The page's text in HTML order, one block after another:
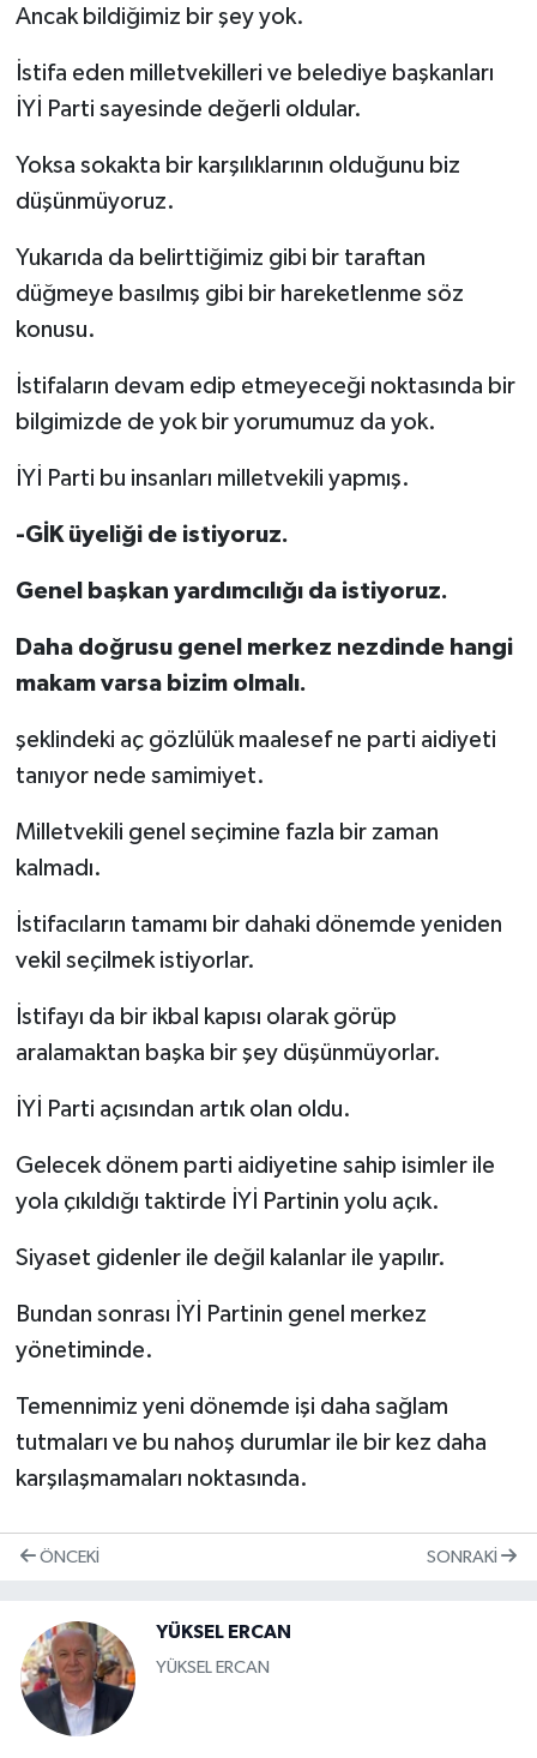
Ancak bildiğimiz bir şey yok.
İstifa eden milletvekilleri ve belediye başkanları
İYİ Parti sayesinde değerli oldular.
Yoksa sokakta bir karşılıklarının olduğunu biz
düşünmüyoruz.
Yukarıda da belirttiğimiz gibi bir taraftan
düğmeye basılmış gibi bir hareketlenme söz
konusu.
İstifaların devam edip etmeyeceği noktasında bir
bilgimizde de yok bir yorumumuz da yok.
İYİ Parti bu insanları milletvekili yapmış.
-GİK üyeliği de istiyoruz.
Genel başkan yardımcılığı da istiyoruz.
Daha doğrusu genel merkez nezdinde hangi
makam varsa bizim olmalı.
şeklindeki aç gözlülük maalesef ne parti aidiyeti
tanıyor nede samimiyet.
Milletvekili genel seçimine fazla bir zaman
kalmadı.
İstifacıların tamamı bir dahaki dönemde yeniden
vekil seçilmek istiyorlar.
İstifayı da bir ikbal kapısı olarak görüp
aralamaktan başka bir şey düşünmüyorlar.
İYİ Parti açısından artık olan oldu.
Gelecek dönem parti aidiyetine sahip isimler ile
yola çıkıldığı taktirde İYİ Partinin yolu açık.
Siyaset gidenler ile değil kalanlar ile yapılır.
Bundan sonrası İYİ Partinin genel merkez
yönetiminde.
Temennimiz yeni dönemde işi daha sağlam
tutmaları ve bu nahoş durumlar ile bir kez daha
karşılaşmamaları noktasında.
ÖNCEKI SONRAKI
YÜKSEL ERCAN
YÜKSEL ERCAN